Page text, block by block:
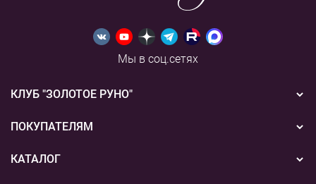
Мы в соц.сетях
КЛУБ "ЗОЛОТОЕ РУНО"
Новости
Акции
ПОКУПАТЕЛЯМ
Бонусная система
КАТАЛОГ